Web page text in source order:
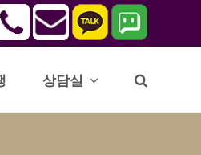
상담실